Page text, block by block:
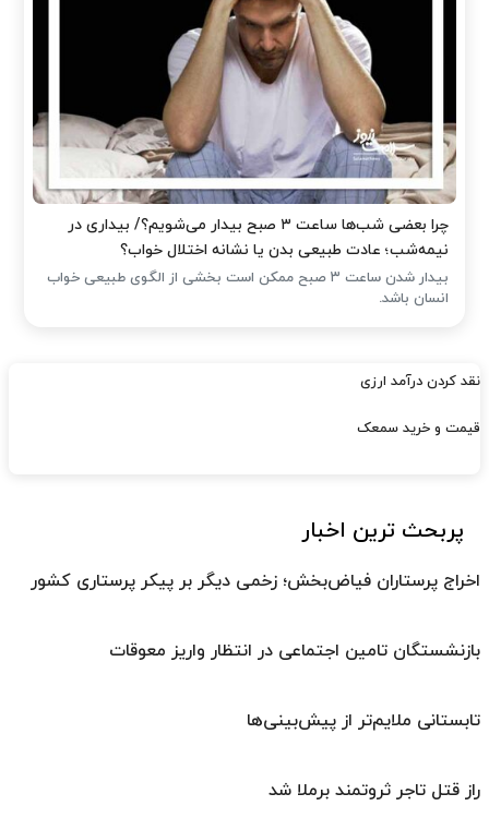
چرا بعضی شب‌ها ساعت ۳ صبح بیدار می‌شویم؟/ بیداری در
نیمه‌شب؛ عادت طبیعی بدن یا نشانه اختلال خواب؟
بیدار شدن ساعت ۳ صبح ممکن است بخشی از الگوی طبیعی خواب
انسان باشد.
نقد کردن درآمد ارزی
قیمت و خرید سمعک
پربحث ترین اخبار
اخراج پرستاران فیاض‌بخش؛ زخمی دیگر بر پیکر پرستاری کشور
بازنشستگان تامین اجتماعی در انتظار واریز معوقات
تابستانی ملایم‌تر از پیش‌بینی‌ها
راز قتل تاجر ثروتمند برملا شد